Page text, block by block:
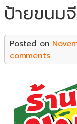
ป้ายขนม
Posted on
comments